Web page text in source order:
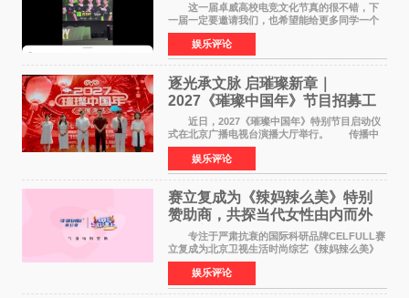
这一届卓威高校电竞文化节真的很不错，下
一届一定要邀请我们，也希望能给更多同学一个
来到现场的机会。 2026卓威高校电竞文化节
已经落下帷幕，在活动结束后，仍有不少高校电
竞社负责人和现
娱乐评论
逐光承文脉 启璀璨新章｜
2027《璀璨中国年》节目招募工
作圆满启动
近日，2027《璀璨中国年》特别节目启动仪
式在北京广播电视台演播大厅举行。 传播中
华优秀传统文化，弘扬纯正国风艺术，打造高规
格、高质感、正能量的文艺盛典，是璀璨中国年
矢志不渝的初心
娱乐评论
赛立复成为《辣妈辣么美》特别
赞助商，共探当代女性由内而外
活力美
专注于严肃抗衰的国际科研品牌CELFULL赛
立复成为北京卫视生活时尚综艺《辣妈辣么美》
的特别赞助商,明星辣妈袁咏仪倾情参与，向广大
都市女性传递健康生活新主张，寄语当代女性在
家庭与自我之间
娱乐评论